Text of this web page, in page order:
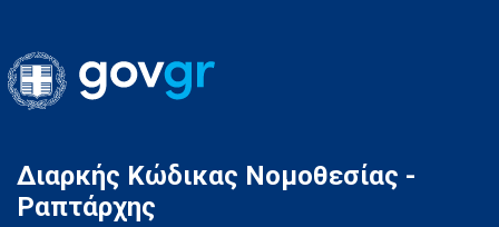
Gov.gr
Διαρκής Κώδικας Νομοθεσίας -
Ραπτάρχης